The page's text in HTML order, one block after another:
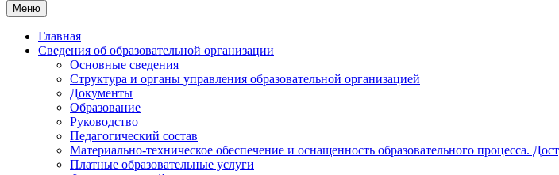
Меню
Главная
Сведения об образовательной организации
Основные сведения
Структура и органы управления образовательной организацией
Документы
Образование
Руководство
Педагогический состав
Материально-техническое обеспечение и оснащенность образовательного процесса.
Платные образовательные услуги